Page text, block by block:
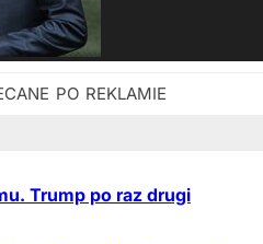
Trump po raz drugi